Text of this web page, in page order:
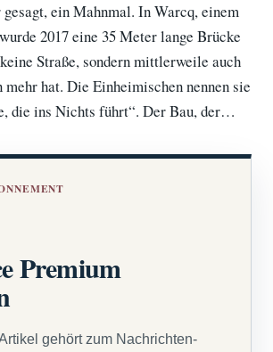
ein Mahnmal. In Warcq, einem
2017 eine 35 Meter lange Brücke
Straße, sondern mittlerweile auch
hat. Die Einheimischen nennen sie
die ins Nichts führt“. Der Bau, der…
Premium
gehört zum Nachrichten-